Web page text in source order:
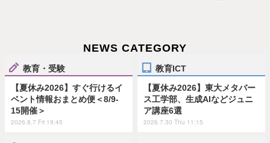
NEWS CATEGORY
教育・受験
【夏休み2026】すぐ行けるイ
ベント情報おまとめ便＜8/9-
15開催＞
2026.8.7 Fri 19:45
教育ICT
【夏休み2026】東大メタバー
ス工学部、生成AIなどジュニ
ア講座6選
2026.7.30 Thu 11:15